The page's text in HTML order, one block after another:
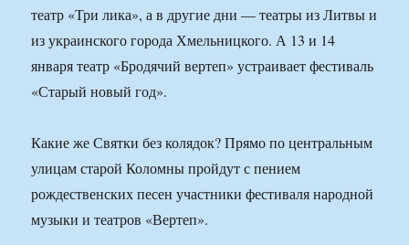
театр «Три лика», а в другие дни — театры из Литвы и
из украинского города Хмельницкого. А 13 и 14
января театр «Бродячий вертеп» устраивает фестиваль
«Старый новый год».
Какие же Святки без колядок? Прямо по центральным
улицам старой Коломны пройдут с пением
рождественских песен участники фестиваля народной
музыки и театров «Вертеп».